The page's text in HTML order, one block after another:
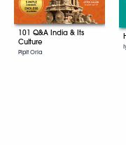
101 Q&A India & Its
Culture
Pipit Oria